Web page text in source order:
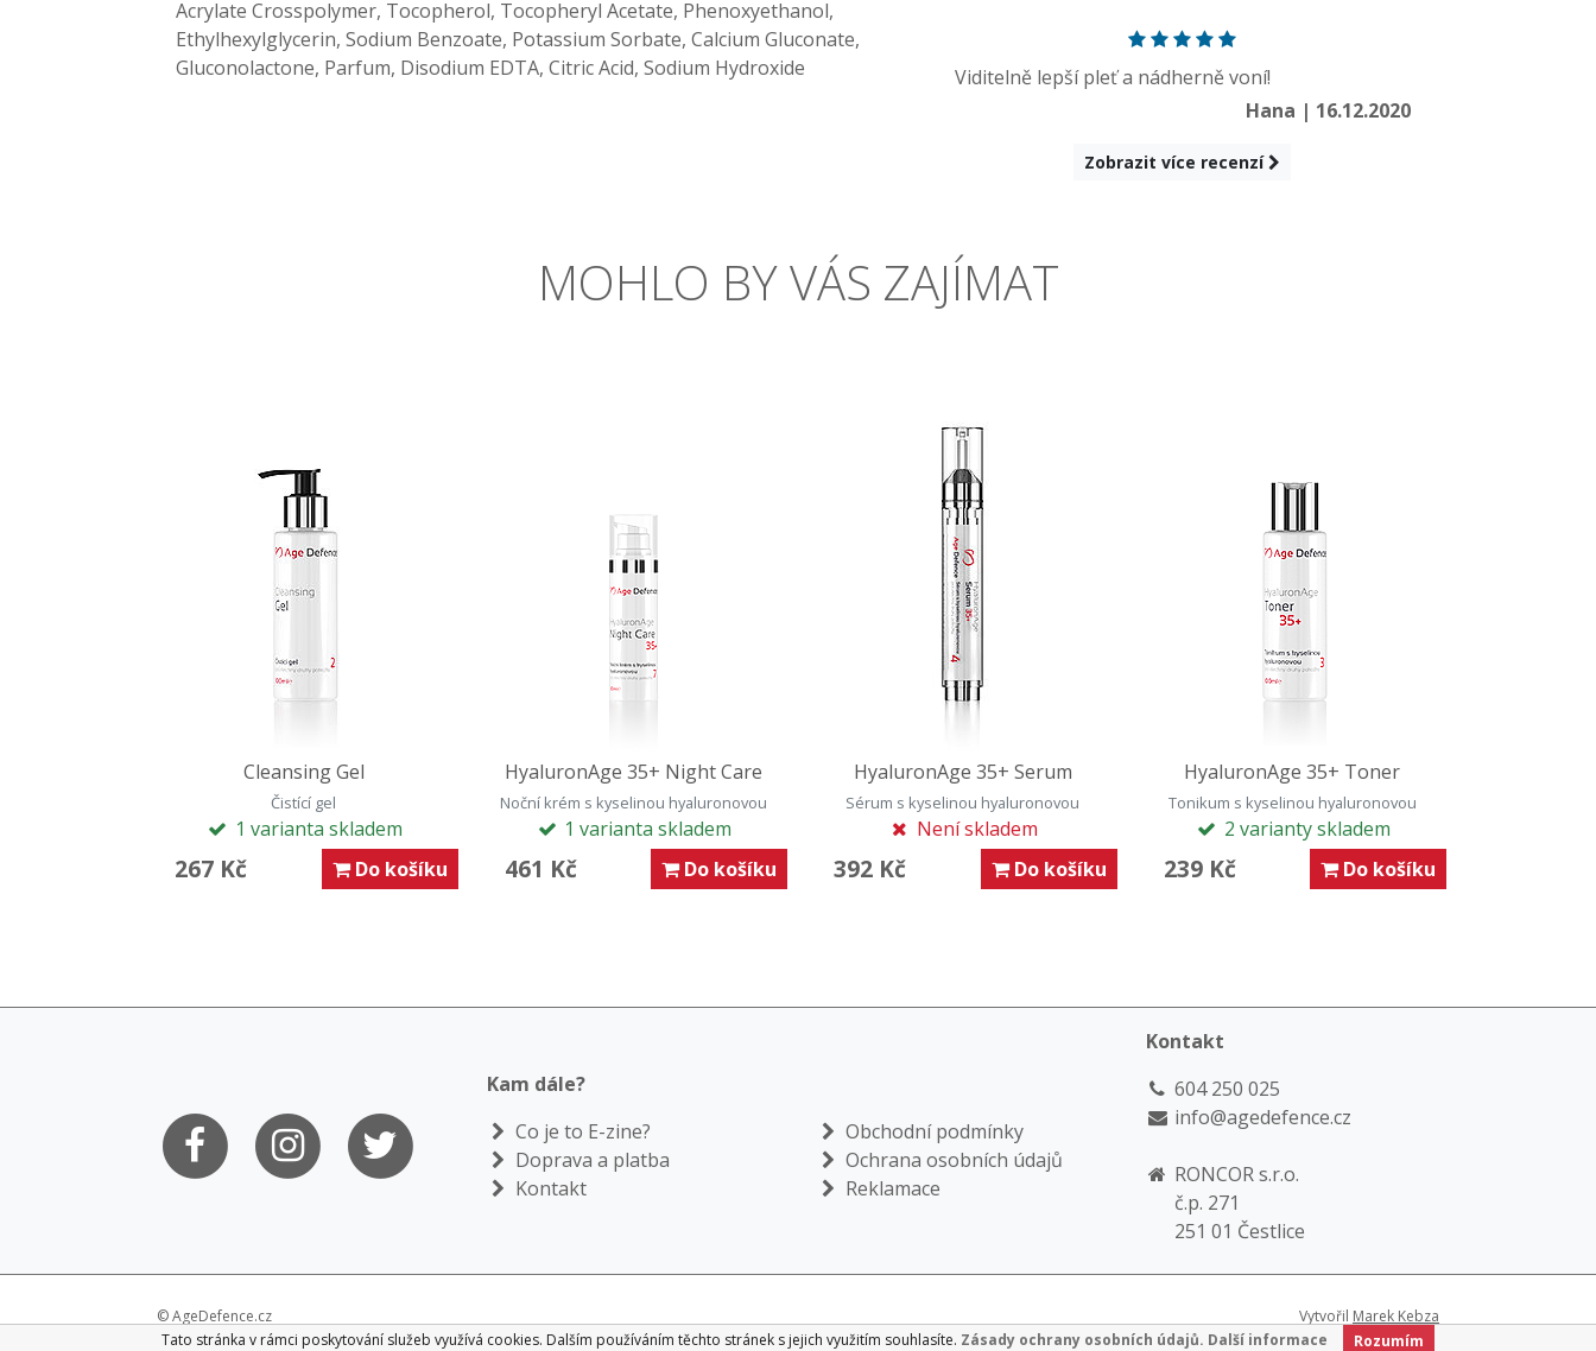
Acrylate Crosspolymer, Tocopherol, Tocopheryl Acetate, Phenoxyethanol,
Ethylhexylglycerin, Sodium Benzoate, Potassium Sorbate, Calcium Gluconate,
Gluconolactone, Parfum, Disodium EDTA, Citric Acid, Sodium Hydroxide
Viditelně lepší pleť a nádherně voní!
Hana | 16.12.2020
Zobrazit více recenzí
MOHLO BY VÁS ZAJÍMAT
Cleansing Gel
Čistící gel
1 varianta skladem
267 Kč Do košíku
HyaluronAge 35+ Night Care
Noční krém s kyselinou hyaluronovou
1 varianta skladem
461 Kč Do košíku
HyaluronAge 35+ Serum
Sérum s kyselinou hyaluronovou
Není skladem
392 Kč Do košíku
HyaluronAge 35+ Toner
Tonikum s kyselinou hyaluronovou
2 varianty skladem
239 Kč Do košíku
Kam dále?
Co je to E-zine?
Obchodní podmínky
Doprava a platba
Ochrana osobních údajů
Kontakt
Reklamace
Kontakt
604 250 025
info@agedefence.cz
RONCOR s.r.o.
č.p. 271
251 01 Čestlice
© AgeDefence.cz Vytvořil Marek Kebza
Tato stránka v rámci poskytování služeb využívá cookies. Dalším používáním těchto stránek s jejich využitím souhlasíte. Zásady ochrany osobních údajů. Další informace Rozumím